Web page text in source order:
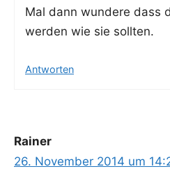
Mal dann wun­de­re dass
wer­den wie sie sollten.
Antworten
Rainer
26. November 2014 um